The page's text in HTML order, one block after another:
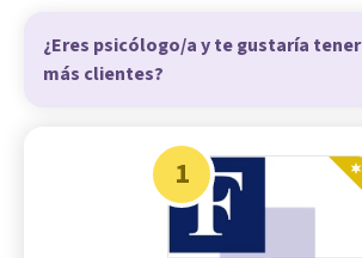
¿Eres psicólogo/a y te gustaría tener
más clientes?
1